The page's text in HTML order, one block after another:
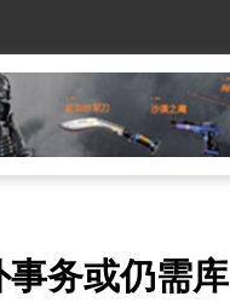
务或仍需库